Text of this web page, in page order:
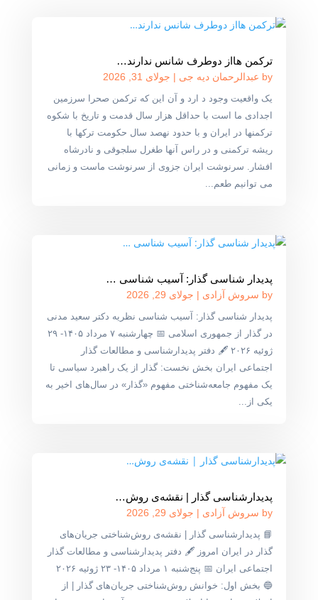
ترکمن هااز دوطرف شانس ندارند…
by عبدالرحمان دیه جی | جولای 31, 2026
یک واقعیت وجود د ارد و آن این که ترکمن صحرا سرزمین
اجدادی ما است با حداقل هزار سال قدمت و تاریخ با شکوه
ترکمنها در ایران و با حدود نهصد سال حکومت ترکها با
ریشه ترکمنی و در راس آنها طغرل سلجوقی و نادرشاه
افشار. سرنوشت ایران جزوی از سرنوشت ماست و زمانی
می توانیم طعم...
پدیدار شناسی گذار: آسیب شناسی …
by سروش آزادی | جولای 29, 2026
پدیدار شناسی گذار: آسیب شناسی نظریه دکتر سعید مدنی
در گذار از جمهوری اسلامی 📅 چهارشنبه ۷ مرداد ۱۴۰۵- ۲۹
ژوئیه ۲۰۲۶ 🖋 دفتر پدیدارشناسی و مطالعات گذار
اجتماعی ایران بخش نخست: گذار از یک راهبرد سیاسی تا
یک مفهوم جامعه‌شناختی مفهوم «گذار» در سال‌های اخیر به
یکی از...
پدیدارشناسی گذار | نقشه‌ی روش‌…
by سروش آزادی | جولای 29, 2026
📘 پدیدارشناسی گذار | نقشه‌ی روش‌شناختی جریان‌های
گذار در ایران امروز 🖋 دفتر پدیدارشناسی و مطالعات گذار
اجتماعی ایران 📅 پنج‌شنبه ۱ مرداد ۱۴۰۵- ۲۳ ژوئیه ۲۰۲۶
🔵 بخش اول: خوانش روش‌شناختی جریان‌های گذار | از